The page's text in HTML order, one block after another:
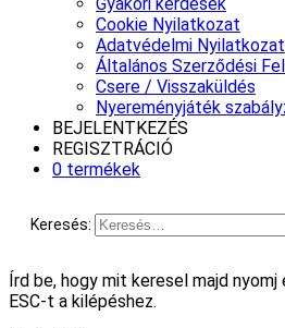
Cookie Nyilatkozat
Adatvédelmi Nyilatkozat
Általános Szerződési
Csere / Visszaküldés
Nyereményjáték
BEJELENTKEZÉS
REGISZTRÁCIÓ
0 termékek
Keresés:
Írd be, hogy mit keresel majd
ESC-t a kilépéshez.